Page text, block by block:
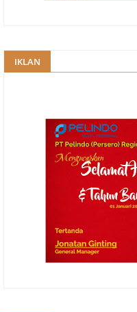
IKLAN